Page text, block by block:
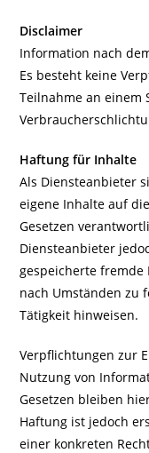
Disclaimer
Information nach
Es besteht keine
Teilnahme an einem
Haftung für Inhalte
Als Diensteanbieter
eigene Inhalte auf
Gesetzen
Diensteanbieter
gespeicherte
nach Umständen zu
Tätigkeit hinweisen.
Verpflichtungen zur
Nutzung von
Gesetzen bleiben
Haftung ist jedoch
einer konkreten